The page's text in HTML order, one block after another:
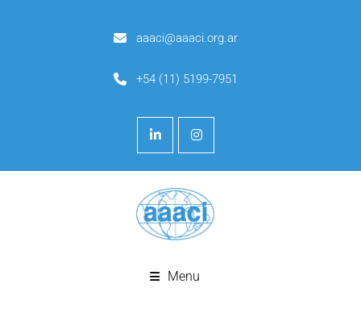
aaaci@aaaci.org.ar
+54 (11) 5199-7951
Menu